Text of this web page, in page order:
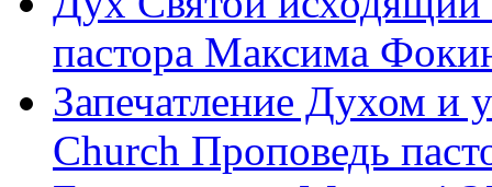
пастора Максима
Запечатление Духом и
Church Проповедь